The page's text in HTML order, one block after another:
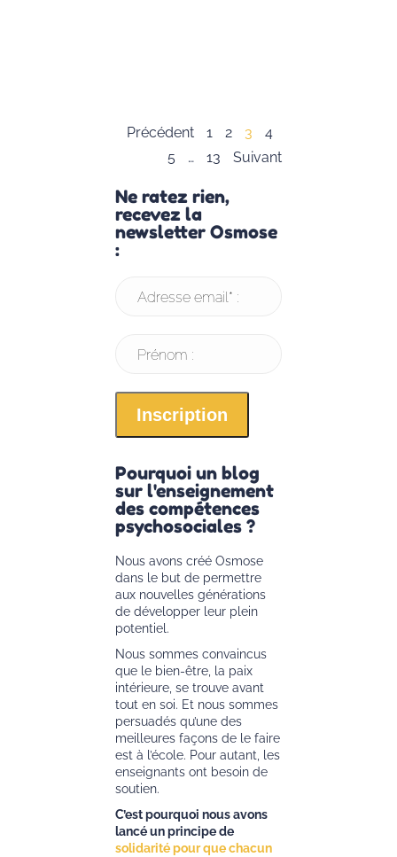
Précédent 1 2 3
4
5
… 13 Suivant
Ne ratez rien,
recevez la
newsletter Osmose
:
Adresse email* :
Prénom :
Pourquoi un blog
sur l'enseignement
des compétences
psychosociales ?
Nous avons créé Osmose
dans le but de permettre
aux nouvelles générations
de développer leur plein
potentiel.
Nous sommes convaincus
que le bien-être, la paix
intérieure, se trouve avant
tout en soi. Et nous sommes
persuadés qu’une des
meilleures façons de le faire
est à l’école. Pour autant, les
enseignants ont besoin de
soutien.
C’est pourquoi nous avons
lancé un principe de
solidarité pour que chacun